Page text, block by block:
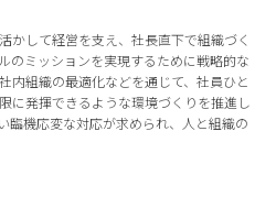
かして経営を支え、社長直下で組織づく
のミッションを実現するために戦略的な
内組織の最適化などを通じて、社員ひと
に発揮できるような環境づくりを推進し
臨機応変な対応が求められ、人と組織の